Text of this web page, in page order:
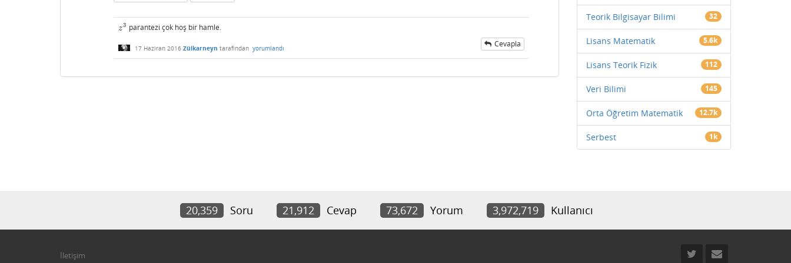
z3
z3 parantezi çok hoş bir hamle.
17 Haziran 2016 Zülkarneyn tarafından yorumlandı Cevapla
Teorik Bilgisayar Bilimi 32
Lisans Matematik 5.6k
Lisans Teorik Fizik 112
Veri Bilimi 145
Orta Öğretim Matematik 12.7k
Serbest 1k
20,359 Soru 21,912 Cevap 73,672 Yorum 3,972,719 Kullanıcı
İletişim